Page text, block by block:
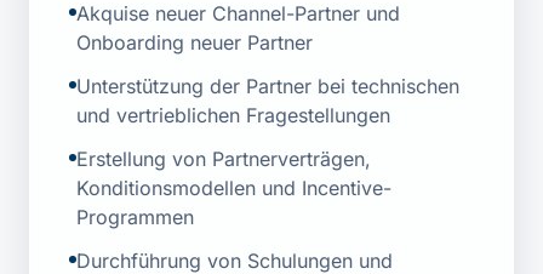
Akquise neuer Channel-Partner und
Onboarding neuer Partner
Unterstützung der Partner bei technischen
und vertrieblichen Fragestellungen
Erstellung von Partnerverträgen,
Konditionsmodellen und Incentive-
Programmen
Durchführung von Schulungen und